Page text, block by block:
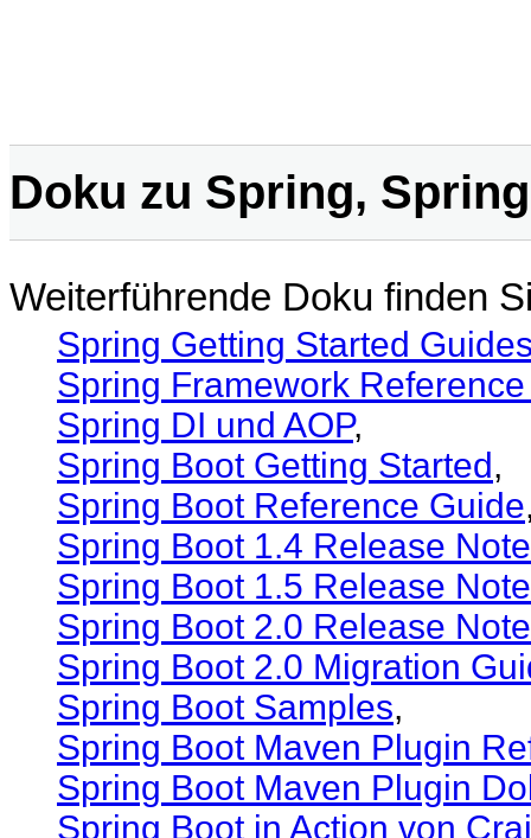
Doku zu Spring,
Weiterführende Doku finden
Spring Getting Started
Spring Framework
Spring DI und AOP,
Spring Boot Getting Started,
Spring Boot Reference Guide
Spring Boot 1.4 Release
Spring Boot 1.5 Release
Spring Boot 2.0 Release
Spring Boot 2.0 Migration
Spring Boot Samples,
Spring Boot Maven Plugin
Spring Boot Maven Plugin
Spring Boot in Action von